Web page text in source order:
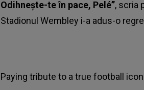
Odihnește-te în pace, Pelé”, scria
Stadionul Wembley i-a adus-o
Paying tribute to a true football